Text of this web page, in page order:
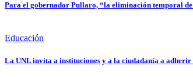
Para el gobernador Pullaro, “la eliminación temporal de
Educación
La UNL invita a instituciones y a la ciudadanía a